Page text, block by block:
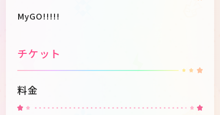
MyGO!!!!!
チケット
料金